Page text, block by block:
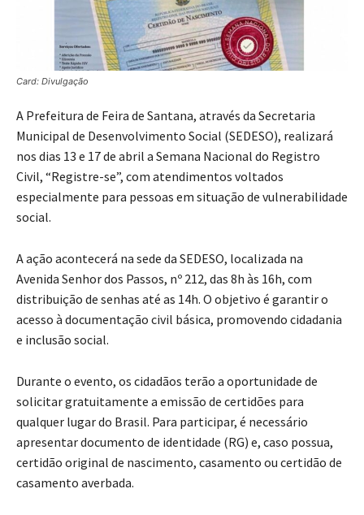
Card: Divulgação
A Prefeitura de Feira de Santana, através da Secretaria
Municipal de Desenvolvimento Social (SEDESO), realizará
nos dias 13 e 17 de abril a Semana Nacional do Registro
Civil, “Registre-se”, com atendimentos voltados
especialmente para pessoas em situação de vulnerabilidade
social.
A ação acontecerá na sede da SEDESO, localizada na
Avenida Senhor dos Passos, nº 212, das 8h às 16h, com
distribuição de senhas até as 14h. O objetivo é garantir o
acesso à documentação civil básica, promovendo cidadania
e inclusão social.
Durante o evento, os cidadãos terão a oportunidade de
solicitar gratuitamente a emissão de certidões para
qualquer lugar do Brasil. Para participar, é necessário
apresentar documento de identidade (RG) e, caso possua,
certidão original de nascimento, casamento ou certidão de
casamento averbada.